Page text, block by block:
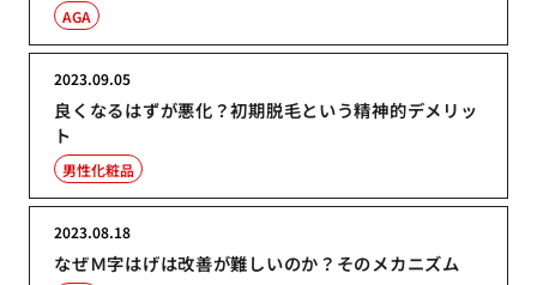
AGA
良くなるはずが悪化？初期脱毛という精神的デメリッ
ト
2023.09.05
男性化粧品
なぜＭ字はげは改善が難しいのか？そのメカニズム
2023.08.18